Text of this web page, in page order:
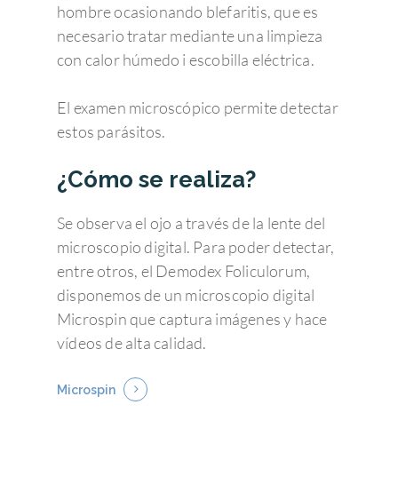
hombre ocasionando blefaritis, que es
necesario tratar mediante una limpieza
con calor húmedo i escobilla eléctrica.
El examen microscópico permite detectar
estos parásitos.
¿Cómo se realiza?
Se observa el ojo a través de la lente del
microscopio digital. Para poder detectar,
entre otros, el Demodex Foliculorum,
disponemos de un microscopio digital
Microspin que captura imágenes y hace
vídeos de alta calidad.
Microspin